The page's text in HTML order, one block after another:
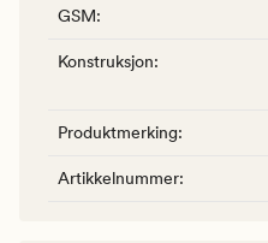
GSM:
Konstruksjon:
Produktmerking:
Artikkelnummer: